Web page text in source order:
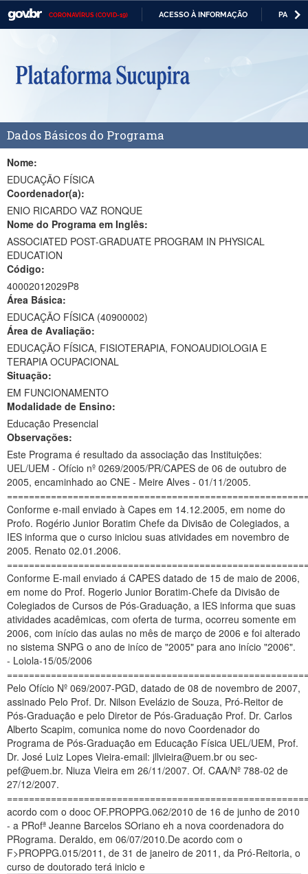
CORONAVÍRUS (COVID-19) ACESSO À INFORMAÇÃO
Casa Civil
Ministério da Defesa
Ministério da Economia
Ministério da Infraestrutura
Ministério da Agricultura, Pecuária e Abastecimento
Ministério da Educação
Ministério da Cidadania
Ministério da Saúde
Ministério de Minas e Energia
Ministério da Ciência, Tecnologia, Inovações e Comunicações
Ministério do Meio Ambiente
Ministério do Turismo
Ministério do Desenvolvimento Regional
Controladoria-Geral da União
Ministério da Mulher, da Família e dos Direitos Humanos
Secretaria-Geral
Gabinete de Segurança Institucional
Dados Básicos do Programa
Nome:
EDUCAÇÃO FÍSICA
Coordenador(a):
ENIO RICARDO VAZ RONQUE
Nome do Programa em Inglês:
ASSOCIATED POST-GRADUATE PROGRAM IN PHYSICAL
EDUCATION
Código:
40002012029P8
Área Básica:
EDUCAÇÃO FÍSICA (40900002)
Área de Avaliação:
EDUCAÇÃO FÍSICA, FISIOTERAPIA, FONOAUDIOLOGIA E
TERAPIA OCUPACIONAL
Situação:
EM FUNCIONAMENTO
Modalidade de Ensino:
Educação Presencial
Observações:
Este Programa é resultado da associação das Instituições:
UEL/UEM - Ofício nº 0269/2005/PR/CAPES de 06 de outubro de
2005, encaminhado ao CNE - Meire Alves - 01/11/2005.
Conforme e-mail enviado à Capes em 14.12.2005, em nome do
Profo. Rogério Junior Boratim Chefe da Divisão de Colegiados, a
IES informa que o curso iniciou suas atividades em novembro de
2005. Renato 02.01.2006.
Conforme E-mail enviado á CAPES datado de 15 de maio de 2006,
em nome do Prof. Rogerio Junior Boratim-Chefe da Divisão de
Colegiados de Cursos de Pós-Graduação, a IES informa que suas
atividades acadêmicas, com oferta de turma, ocorreu somente em
2006, com início das aulas no mês de março de 2006 e foi alterado
no sistema SNPG o ano de iníco de "2005" para ano início "2006".
- Loiola-15/05/2006
Pelo Ofício Nº 069/2007-PGD, datado de 08 de novembro de 2007,
assinado Pelo Prof. Dr. Nilson Evelázio de Souza, Pró-Reitor de
Pós-Graduação e pelo Diretor de Pós-Graduação Prof. Dr. Carlos
Alberto Scapim, comunica nome do novo Coordenador do
Programa de Pós-Graduação em Educação Física UEL/UEM, Prof.
Dr. José Luiz Lopes Vieira-email: jllvieira@uem.br ou sec-
pef@uem.br. Niuza Vieira em 26/11/2007. Of. CAA/Nº 788-02 de
27/12/2007.
acordo com o dooc OF.PROPPG.062/2010 de 16 de junho de 2010
- a PRofª Jeanne Barcelos SOriano eh a nova coordenadora do
PRograma. Deraldo, em 06/07/2010.De acordo com o
F>PROPPG.015/2011, de 31 de janeiro de 2011, da Pró-Reitoria, o
curso de doutorado terá inicio e